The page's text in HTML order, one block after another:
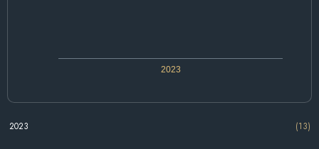
2023
2023 (13)